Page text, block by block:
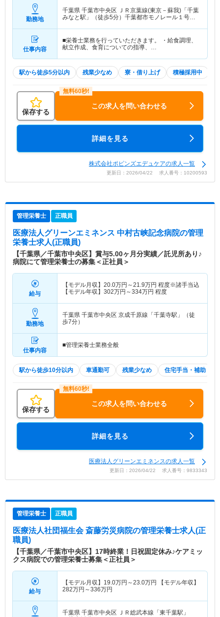
勤務地
千葉県 千葉市中央区 ＪＲ京葉線(東京－蘇我)「千葉
みなと駅」（徒歩5分）千葉都市モノレール１号線
仕事内容
■栄養士業務を行っていただきます。 ・給食調理、
献立作成、食育についての指導、…
駅から徒歩5分以内 残業少なめ 寮・借り上げ 積極採用中
保存する
この求人を問い合わせる
詳細を見る
株式会社ポピンズエデュケアの求人一覧
更新日：2026/04/22 求人番号：10200593
管理栄養士 正職員
医療法人グリーンエミネンス 中村古峡記念病院の管理
栄養士求人(正職員)
【千葉県／千葉市中央区】賞与5.00ヶ月分実績／託児所あり♪
病院にて管理栄養士の募集＜正社員＞
給与
【モデル月収】 20.0万円～21.9万円 程度※諸手当込
【モデル年収】 302万円～334万円 程度
勤務地
千葉県 千葉市中央区 京成千原線「千葉寺駅」（徒
歩7分）
仕事内容
■管理栄養士業務全般
駅から徒歩10分以内 車通勤可 残業少なめ 住宅手当・補助
保存する
この求人を問い合わせる
詳細を見る
医療法人グリーンエミネンスの求人一覧
更新日：2026/04/22 求人番号：9833343
管理栄養士 正職員
医療法人社団福生会 斎藤労災病院の管理栄養士求人(正
職員)
【千葉県／千葉市中央区】17時終業！日祝固定休み♪ケアミッ
クス病院での管理栄養士募集＜正社員＞
給与
【モデル月収】 19.0万円～23.0万円
【モデル年収】
282万円～336万円
千葉県 千葉市中央区 ＪＲ総武本線「東千葉駅」